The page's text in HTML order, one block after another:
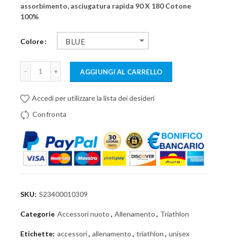
assorbimento, asciugatura rapida 90 X 180 Cotone
100%
Colore BLUE
AGGIUNGI AL CARRELLO
Accedi per utilizzare la lista dei desideri
Confronta
SKU: S23400010309
Categorie Accessori nuoto , Allenamento , Triathlon
Etichette: accessori, allenamento , triathlon , unisex